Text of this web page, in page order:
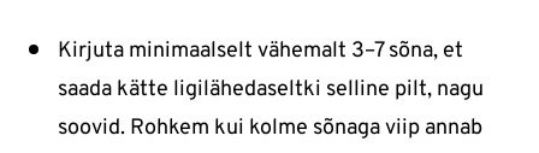
Kirjuta minimaalselt vähemalt 3–7 sõna, et
saada kätte ligilähedaseltki selline pilt, nagu
soovid. Rohkem kui kolme sõnaga viip annab